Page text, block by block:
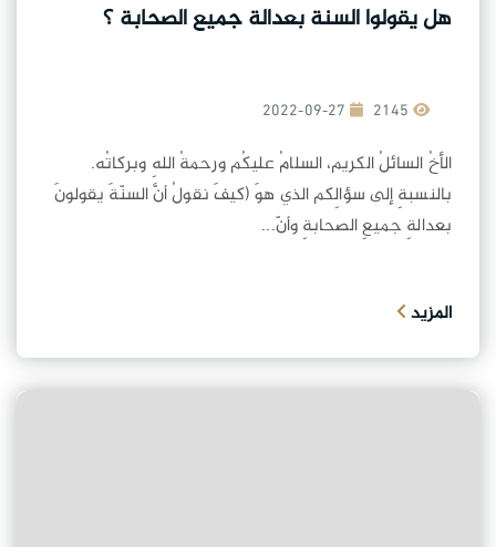
هل يقولوا السنة بعدالة جميع الصحابة ؟
2022-09-27
الأخُ السائلُ الكريم، السلامُ عليكُم ورحمةُ اللهِ وبركاتُه.
بالنسبةِ إلى سؤالِكم الذي هوَ (كيفَ نقولُ أنَّ السنّةَ يقولونَ
بعدالةِ جميعِ الصحابةِ وأنّ...
المزيد